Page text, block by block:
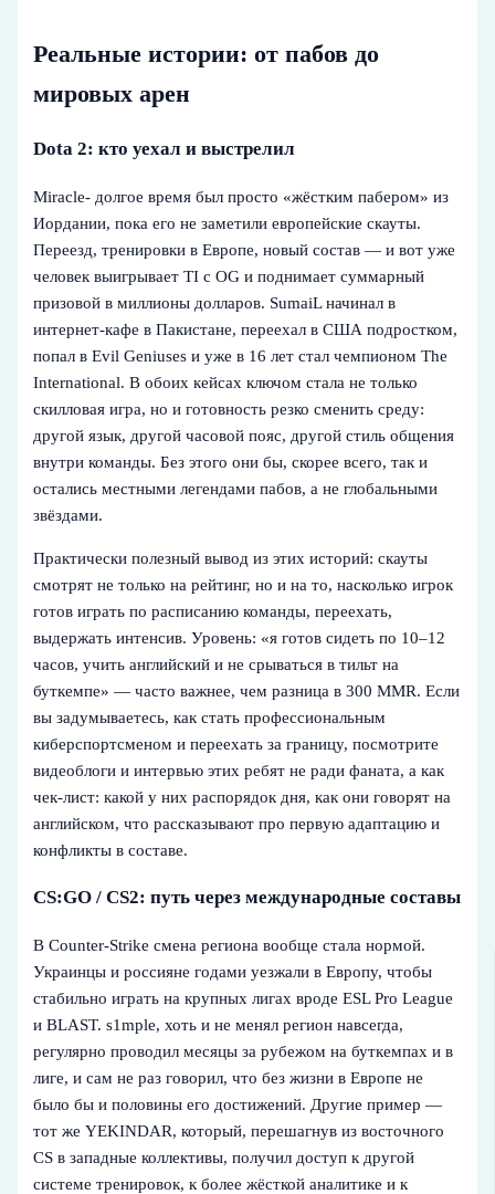
Реальные истории: от пабов до
мировых арен
Dota 2: кто уехал и выстрелил
Miracle- долгое время был просто «жёстким пабером» из
Иордании, пока его не заметили европейские скауты.
Переезд, тренировки в Европе, новый состав — и вот уже
человек выигрывает TI с OG и поднимает суммарный
призовой в миллионы долларов. SumaiL начинал в
интернет‑кафе в Пакистане, переехал в США подростком,
попал в Evil Geniuses и уже в 16 лет стал чемпионом The
International. В обоих кейсах ключом стала не только
скилловая игра, но и готовность резко сменить среду:
другой язык, другой часовой пояс, другой стиль общения
внутри команды. Без этого они бы, скорее всего, так и
остались местными легендами пабов, а не глобальными
звёздами.
Практически полезный вывод из этих историй: скауты
смотрят не только на рейтинг, но и на то, насколько игрок
готов играть по расписанию команды, переехать,
выдержать интенсив. Уровень: «я готов сидеть по 10–12
часов, учить английский и не срываться в тильт на
буткемпе» — часто важнее, чем разница в 300 MMR. Если
вы задумываетесь, как стать профессиональным
киберспортсменом и переехать за границу, посмотрите
видеоблоги и интервью этих ребят не ради фаната, а как
чек‑лист: какой у них распорядок дня, как они говорят на
английском, что рассказывают про первую адаптацию и
конфликты в составе.
CS:GO / CS2: путь через международные составы
В Counter-Strike смена региона вообще стала нормой.
Украинцы и россияне годами уезжали в Европу, чтобы
стабильно играть на крупных лигах вроде ESL Pro League
и BLAST. s1mple, хоть и не менял регион навсегда,
регулярно проводил месяцы за рубежом на буткемпах и в
лиге, и сам не раз говорил, что без жизни в Европе не
было бы и половины его достижений. Другие пример —
тот же YEKINDAR, который, перешагнув из восточного
CS в западные коллективы, получил доступ к другой
системе тренировок, к более жёсткой аналитике и к